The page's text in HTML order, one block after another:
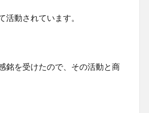
動されています。
銘を受けたので、その活動と商